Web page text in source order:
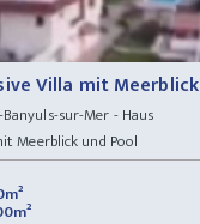
Villa mit Meerblick
sur-Mer - Haus
Meerblick und Pool